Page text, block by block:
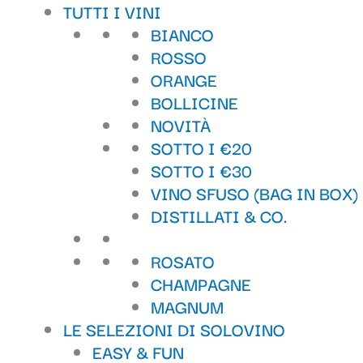
TUTTI I VINI
BIANCO
ROSSO
ORANGE
BOLLICINE
NOVITÀ
SOTTO I €20
SOTTO I €30
VINO SFUSO (BAG IN BOX)
DISTILLATI & CO.
ROSATO
CHAMPAGNE
MAGNUM
LE SELEZIONI DI SOLOVINO
EASY & FUN